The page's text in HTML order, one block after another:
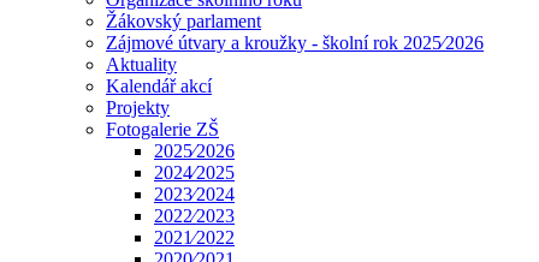
Žákovský parlament
Zájmové útvary a kroužky - školní rok 2025⁄2026
Aktuality
Kalendář akcí
Projekty
Fotogalerie ZŠ
2025⁄2026
2024⁄2025
2023⁄2024
2022⁄2023
2021⁄2022